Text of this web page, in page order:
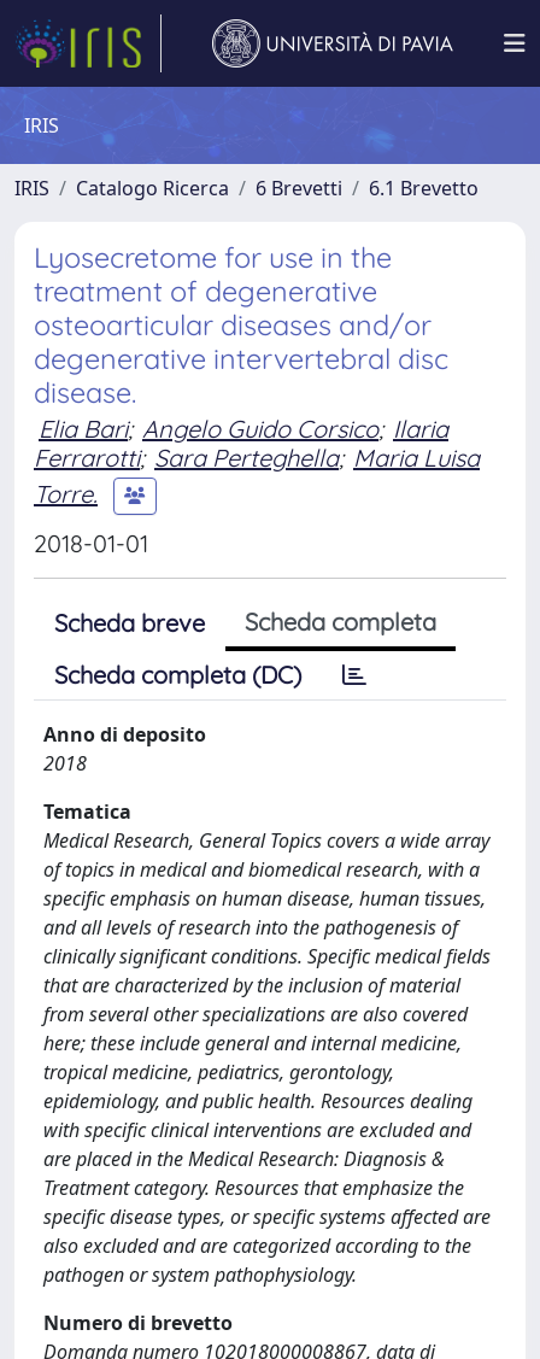
IRIS
IRIS Catalogo Ricerca 6 Brevetti 6.1 Brevetto
Lyosecretome for use in the
treatment of degenerative
osteoarticular diseases and/or
degenerative intervertebral disc
disease.
Elia Bari; Angelo Guido Corsico; Ilaria
Ferrarotti; Sara Perteghella; Maria Luisa
Torre.
2018-01-01
Scheda breve
Scheda completa
Scheda completa (DC)
Anno di deposito
2018
Tematica
Medical Research, General Topics covers a wide array
of topics in medical and biomedical research, with a
specific emphasis on human disease, human tissues,
and all levels of research into the pathogenesis of
clinically significant conditions. Specific medical fields
that are characterized by the inclusion of material
from several other specializations are also covered
here; these include general and internal medicine,
tropical medicine, pediatrics, gerontology,
epidemiology, and public health. Resources dealing
with specific clinical interventions are excluded and
are placed in the Medical Research: Diagnosis &
Treatment category. Resources that emphasize the
specific disease types, or specific systems affected are
also excluded and are categorized according to the
pathogen or system pathophysiology.
Numero di brevetto
Domanda numero 102018000008867, data di